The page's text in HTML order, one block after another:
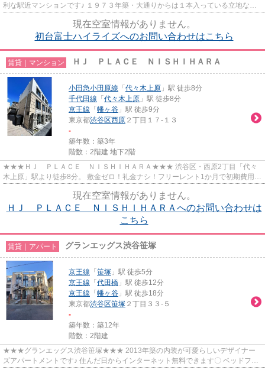
利な駅近マンションです♪ １９７３年築・大通りからは１本入っている立地なの
現在空室情報がありません。
初台富士ハイライズへのお問い合わせはこちら
賃貸｜マンション ＨＪ ＰＬＡＣＥ ＮＩＳＨＩＨＡＲＡ
小田急小田原線 「 代々木上原 」駅 徒歩8分
千代田線 「 代々木上原 」駅 徒歩8分
京王線 「 幡ヶ谷 」駅 徒歩9分
東京都渋谷区西原 ２丁目１７-１３
-
築年数：築3年
階数：2階建 地下2階
★★★ＨＪ ＰＬＡＣＥ ＮＩＳＨＩＨＡＲＡ★★★ 渋谷区・西原2丁目「代々
木上原」駅より徒歩8分。 敷金ゼロ！礼金ナシ！フリーレント1か月で初期費用お
現在空室情報がありません。
ＨＪ ＰＬＡＣＥ ＮＩＳＨＩＨＡＲＡへのお問い合わせは
こちら
賃貸｜アパート グランエッグス渋谷笹塚
京王線 「 笹塚 」駅 徒歩5分
京王線 「 代田橋 」駅 徒歩12分
京王線 「 幡ヶ谷 」駅 徒歩18分
東京都渋谷区笹塚 ２丁目３３-５
-
築年数：築12年
階数：2階建
★★★グランエッグス渋谷笹塚★★★ 2013年築の内装が可愛らしいデザイナー
ズアパートメントです♪ 住んだ日からインターネット無料できます〇 ベッドファ